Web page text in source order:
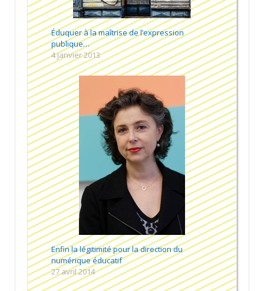
Éduquer à la maîtrise de l’expression
publique…
4 janvier 2013
Enfin la légitimité pour la direction du
numérique éducatif
27 avril 2014